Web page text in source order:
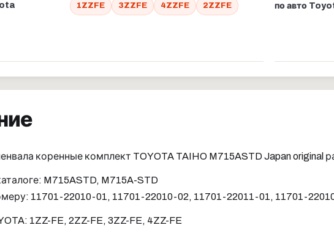
1ZZFE 3ZZFE 4ZZFE 2ZZFE по авто
коренные комплект TOYOTA TAIHO M715ASTD Japan original
M715ASTD, M715A-STD
11701-22010-01, 11701-22010-02, 11701-22011-01, 11701-
1ZZ-FE, 2ZZ-FE, 3ZZ-FE, 4ZZ-FE